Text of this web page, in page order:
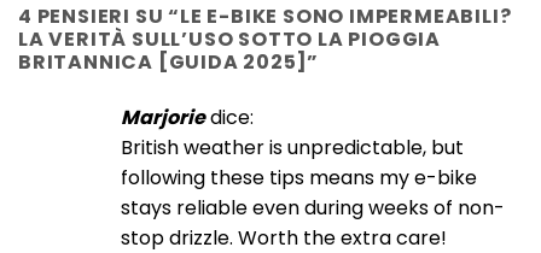
4 PENSIERI SU “LE E-BIKE SONO IMPERMEABILI?
LA VERITÀ SULL’USO SOTTO LA PIOGGIA
BRITANNICA [GUIDA 2025] ”
Marjoriedice:
British weather is unpredictable, but
following these tips means my e-bike
stays reliable even during weeks of non-
stop drizzle. Worth the extra care!